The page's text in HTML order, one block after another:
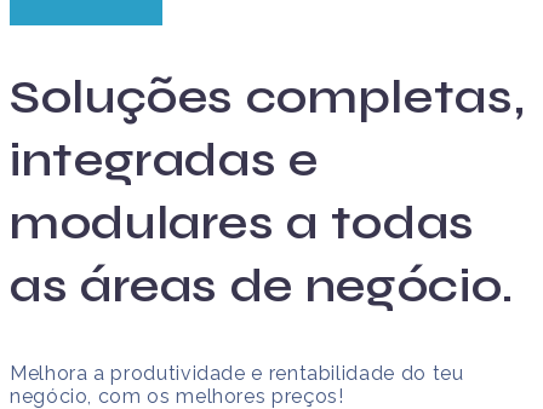
Soluções completas,
integradas e
modulares a todas
as áreas de negócio.
Melhora a produtividade e rentabilidade do teu
negócio, com os melhores preços!